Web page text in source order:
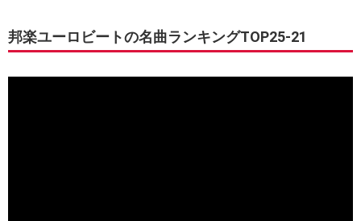
邦楽ユーロビートの名曲ランキングTOP25-21